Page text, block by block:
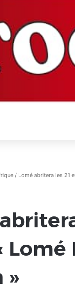
/ Lomé abritera les 21
Lomé
»